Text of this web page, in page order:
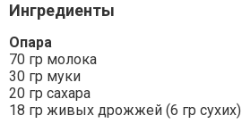
Ингредиенты
Опара
70 гр молока
30 гр муки
20 гр сахара
18 гр живых дрожжей (6 гр сухих)